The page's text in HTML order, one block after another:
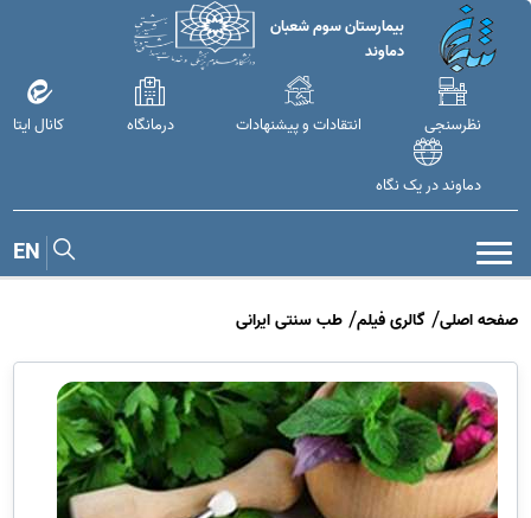
بیمارستان سوم شعبان
دماوند
نظرسنجی انتقادات و پیشنهادات درمانگاه کانال ایتا
دماوند در یک نگاه
EN
صفحه اصلی گالری فیلم طب سنتی ایرانی